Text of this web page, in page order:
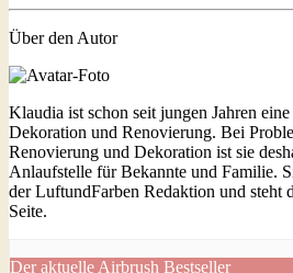
Über den Autor
Klaudia ist schon seit jungen Jahren
Dekoration und Renovierung. Bei
Renovierung und Dekoration ist sie
Anlaufstelle für Bekannte und Familie.
der LuftundFarben Redaktion und steht
Seite.
Der aktuelle Airbrush Bestseller